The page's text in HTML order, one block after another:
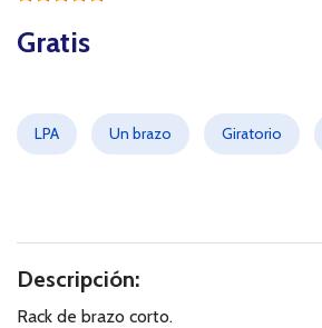
Gratis
LPA Un brazo Giratorio
Descripción:
Rack de brazo corto.